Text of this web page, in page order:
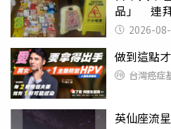
品」 連
滑」告示
2026-
做到這點
台灣癌症
英仙座流